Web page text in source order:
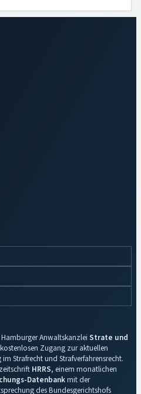
Hamburger Anwaltskanzlei Strate und
Zugang zur aktuellen
Strafrecht und Strafverfahrensrecht.
HRRS, einem monatlichen
Datenbankmit der
des Bundesgerichtshofs